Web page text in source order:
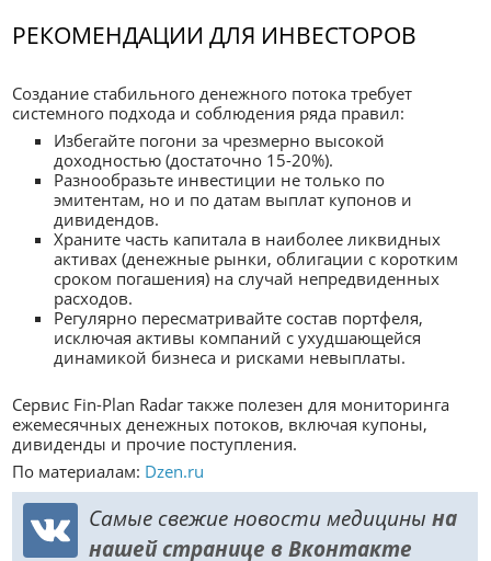
РЕКОМЕНДАЦИИ ДЛЯ ИНВЕСТОРОВ
Создание стабильного денежного потока требует
системного подхода и соблюдения ряда правил:
Избегайте погони за чрезмерно высокой
доходностью (достаточно 15-20%).
Разнообразьте инвестиции не только по
эмитентам, но и по датам выплат купонов и
дивидендов.
Храните часть капитала в наиболее ликвидных
активах (денежные рынки, облигации с коротким
сроком погашения) на случай непредвиденных
расходов.
Регулярно пересматривайте состав портфеля,
исключая активы компаний с ухудшающейся
динамикой бизнеса и рисками невыплаты.
Сервис Fin-Plan Radar также полезен для мониторинга
ежемесячных денежных потоков, включая купоны,
дивиденды и прочие поступления.
По материалам: Dzen.ru
Самые свежие новости медицинына
нашей странице в Вконтакте